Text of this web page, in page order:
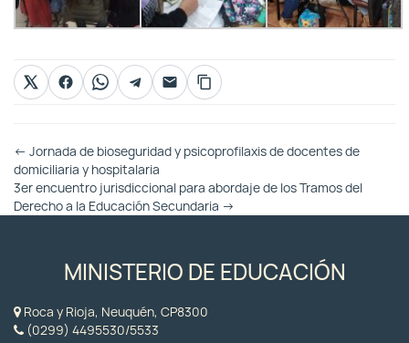
Otras
Entradas
← Jornada de bioseguridad y psicoprofilaxis de docentes de
domiciliaria y hospitalaria
3er encuentro jurisdiccional para abordaje de los Tramos del
Derecho a la Educación Secundaria →
MINISTERIO DE EDUCACIÓN
Roca y Rioja, Neuquén, CP8300
(0299) 4495530/5533